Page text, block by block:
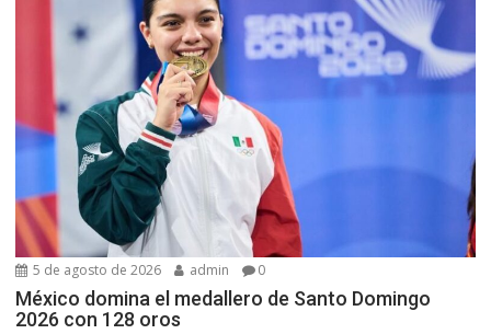
5 de agosto de 2026 admin 0
México domina el medallero de Santo Domingo
2026 con 128 oros